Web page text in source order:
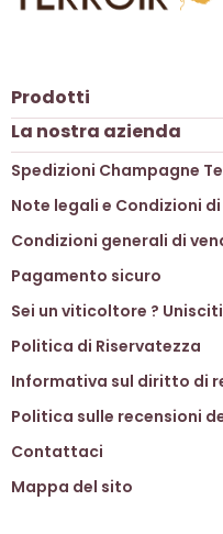
Prodotti
La nostra azienda
Spedizioni Champagne
Note legali e Condizioni
Condizioni generali di
Pagamento sicuro
Sei un viticoltore ?
Politica di Riservatezza
Informativa sul diritto di
Politica sulle recensioni
Contattaci
Mappa del sito